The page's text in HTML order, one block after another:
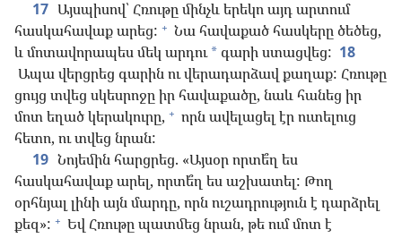
17 Այսպիսով՝ Հռութը մինչև երեկո այդ արտում
հասկահավաք արեց: + Նա հավաքած հասկերը ծեծեց,
և մոտավորապես մեկ արդու * գարի ստացվեց: 18
Ապա վերցրեց գարին ու վերադարձավ քաղաք: Հռութը
ցույց տվեց սկեսրոջը իր հավաքածը, նաև հանեց իր
մոտ եղած կերակուրը, + որն ավելացել էր ուտելուց
հետո, ու տվեց նրան:
19 Նոյեմին հարցրեց. «Այսօր որտե՞ղ ես
հասկահավաք արել, որտե՞ղ ես աշխատել: Թող
օրհնյալ լինի այն մարդը, որն ուշադրություն է դարձրել
քեզ»: + Եվ Հռութը պատմեց նրան, թե ում մոտ է